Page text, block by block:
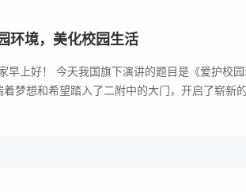
环境，美化校园生活
早上好！ 今天我国旗下演讲的题目是《爱护校
梦想和希望踏入了二附中的大门，开启了崭新